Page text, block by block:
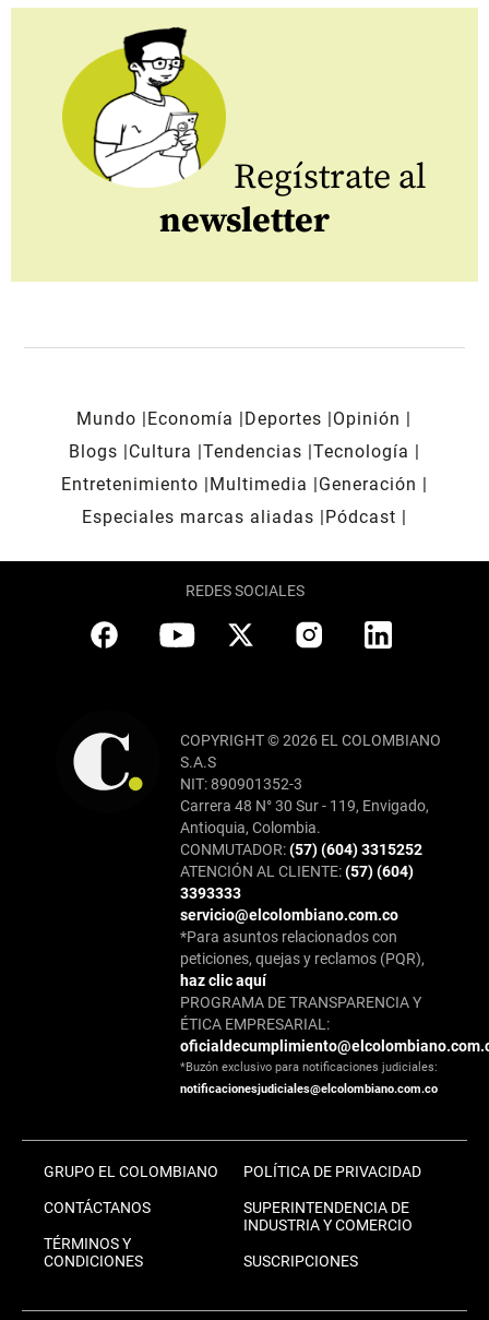
Regístrate al
newsletter
Mundo Economía Deportes
Opinión
Blogs
Cultura Tendencias Tecnología
Entretenimiento
Multimedia
Generación
Especiales marcas aliadas
Pódcast
REDES SOCIALES
COPYRIGHT © 2026 EL COLOMBIANO
S.A.S
NIT: 890901352-3
Carrera 48 N° 30 Sur - 119, Envigado,
Antioquia, Colombia.
CONMUTADOR:(57) (604) 3315252
ATENCIÓN AL CLIENTE:(57) (604)
3393333
servicio@elcolombiano.com.co
*Para asuntos relacionados con
peticiones, quejas y reclamos (PQR),
haz clic aquí
PROGRAMA DE TRANSPARENCIA Y
ÉTICA EMPRESARIAL:
*Buzón exclusivo para notificaciones judiciales:
notificacionesjudiciales@elcolombiano.com.co
GRUPO EL COLOMBIANO
CONTÁCTANOS
TÉRMINOS Y
CONDICIONES
POLÍTICA DE PRIVACIDAD
SUPERINTENDENCIA DE
INDUSTRIA Y COMERCIO
SUSCRIPCIONES